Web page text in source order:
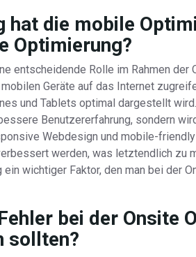
hat die mobile
Optimierung?
entscheidende Rolle im Rahmen der
Geräte auf das Internet
und Tablets optimal dargestellt
Benutzererfahrung, sondern
Webdesign und mobile-
werden, was letztendlich zu
wichtiger Faktor, den man bei der
bei der Onsite
sollten?